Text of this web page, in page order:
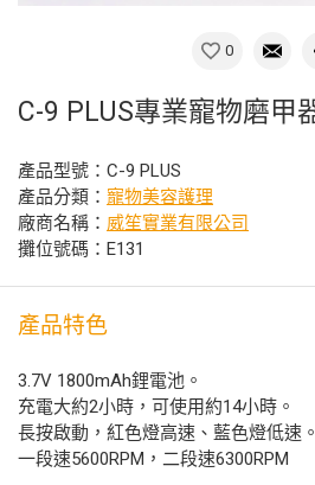
0
C-9 PLUS專業寵物磨甲
產品型號：C-9 PLUS
產品分類： 寵物美容護理
廠商名稱： 威笙實業有限公司
攤位號碼：E131
產品特色
3.7V 1800mAh鋰電池。
充電大約2小時，可使用約14小時。
長按啟動，紅色燈高速、藍色燈低速。
一段速5600RPM，二段速6300RPM